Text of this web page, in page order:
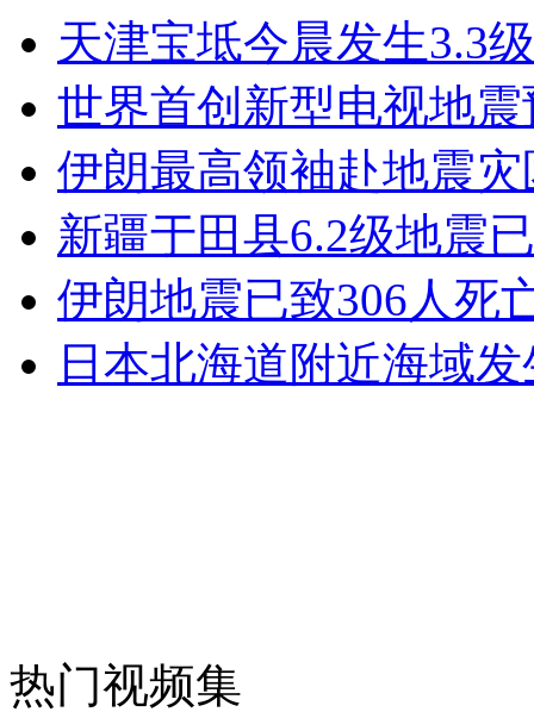
女孩北京地铁殴打老人 痛下狠手拳打脚踢
无痛分娩是否安全 医生回应
外交部：反对强权政治霸凌主义
外交部：有关国家言论片面不公正
天津宝坻今晨发生3.3
世界首创新型电视地
伊朗最高领袖赴地震
新疆于田县6.2级地震
伊朗地震已致306人死
日本北海道附近海域
热门视频集